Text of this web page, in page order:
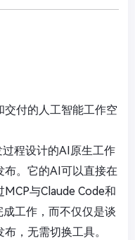
付的人工智能工作空
程设计的AI原生工作
布。它的AI可以直接在
与Claude Code和
工作，而不仅仅是谈
，无需切换工具。